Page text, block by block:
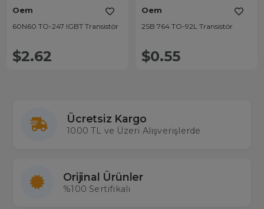
Oem
60N60 TO-247 IGBT Transistör
$2.62
Oem
2SB 764 TO-92L Transistör
$0.55
Ücretsiz Kargo
1000 TL ve Üzeri Alışverişlerde
Orijinal Ürünler
%100 Sertifikalı